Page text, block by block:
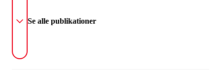
Se alle publikationer